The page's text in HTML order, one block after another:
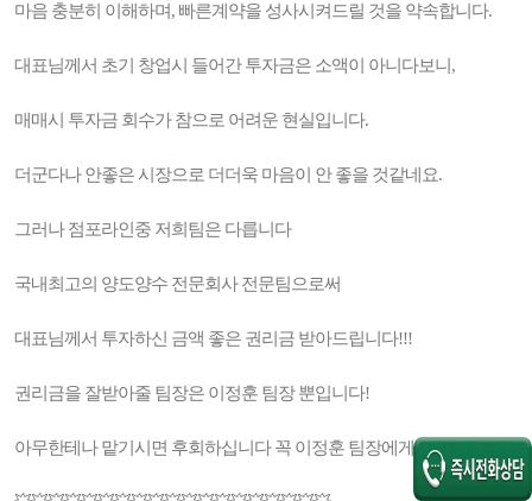
마음 충분히 이해하며, 빠른계약을 성사시켜드릴 것을 약속합니다.
대표님께서 초기 창업시 들어간 투자금은 소액이 아니다보니,
매매시 투자금 회수가 참으로 어려운 현실입니다.
더군다나 안좋은 시장으로 더더욱 마음이 안 좋을 것같네요.
그러나 점포라인중 저희팀은 다릅니다
국내최고의 양도양수 전문회사 전문팀으로써
대표님께서 투자하신 금액 좋은 권리금 받아드립니다!!!
권리금을 잘받아줄 팀장은 이정훈 팀장 뿐입니다!
아무한테나 맡기시면 후회하십니다 꼭 이정훈 팀장에게 맡기세요.